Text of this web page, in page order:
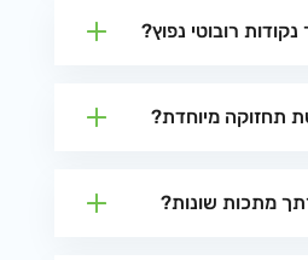
רובוטי נפוץ?
תחזוקה מיוחדת?
מתכות שונות?